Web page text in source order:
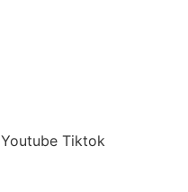
Youtube Tiktok